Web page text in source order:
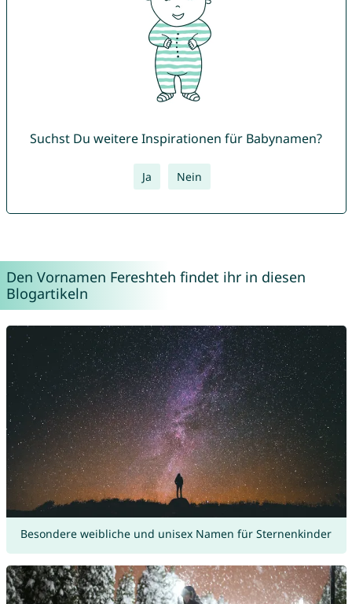
Suchst Du weitere Inspirationen für Babynamen?
Ja Nein
Den Vornamen Fereshteh findet ihr in diesen
Blogartikeln
Besondere weibliche und unisex Namen für Sternenkinder